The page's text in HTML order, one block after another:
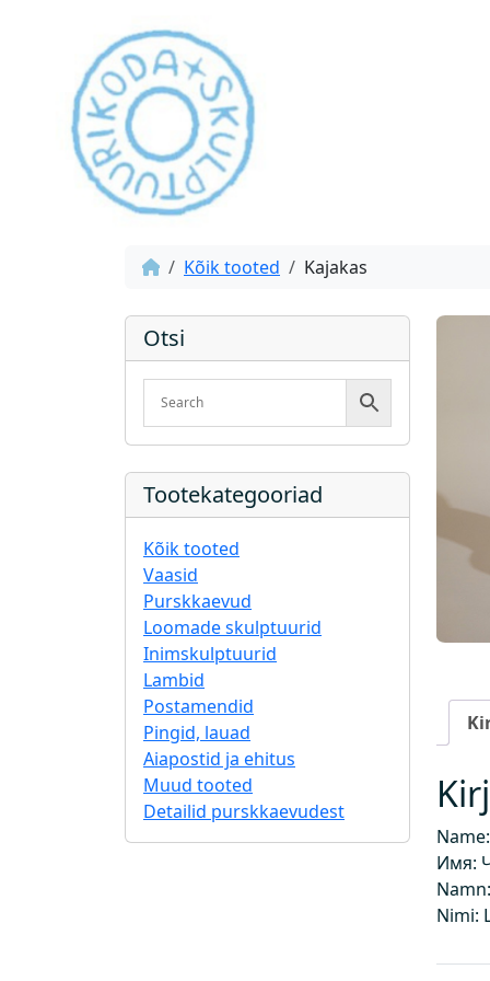
Kõik tooted Kajakas
Otsi
Tootekategooriad
Kõik tooted
Vaasid
Purskkaevud
Loomade skulptuurid
Inimskulptuurid
Lambid
Postamendid
Pingid, lauad
Aiapostid ja ehitus
Muud tooted
Detailid purskkaevudest
Имя:
Nimi: